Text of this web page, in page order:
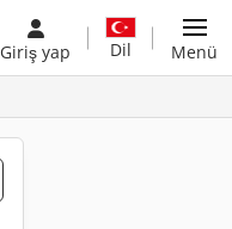
Giriş yap Dil Menü